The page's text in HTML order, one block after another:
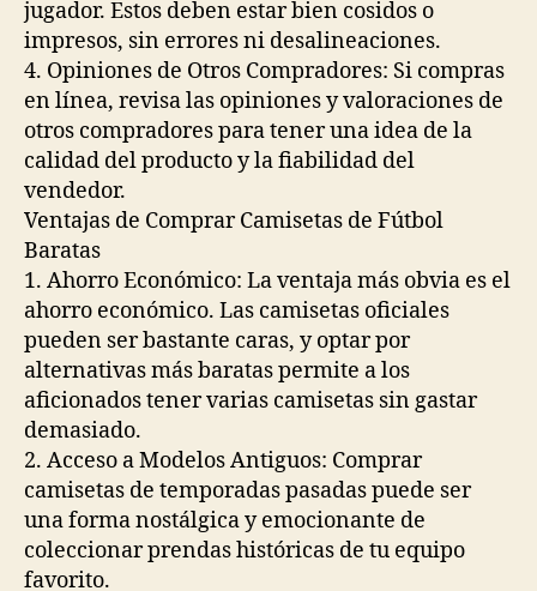
jugador. Estos deben estar bien cosidos o
impresos, sin errores ni desalineaciones.
4. Opiniones de Otros Compradores: Si compras
en línea, revisa las opiniones y valoraciones de
otros compradores para tener una idea de la
calidad del producto y la fiabilidad del
vendedor.
Ventajas de Comprar Camisetas de Fútbol
Baratas
1. Ahorro Económico: La ventaja más obvia es el
ahorro económico. Las camisetas oficiales
pueden ser bastante caras, y optar por
alternativas más baratas permite a los
aficionados tener varias camisetas sin gastar
demasiado.
2. Acceso a Modelos Antiguos: Comprar
camisetas de temporadas pasadas puede ser
una forma nostálgica y emocionante de
coleccionar prendas históricas de tu equipo
favorito.